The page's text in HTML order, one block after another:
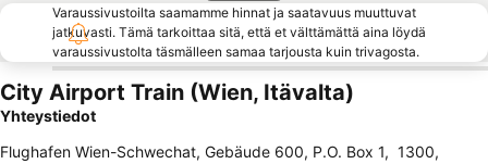
Varaussivustoilta saamamme hinnat ja saatavuus muuttuvat
jatkuvasti. Tämä tarkoittaa sitä, että et välttämättä aina löydä
varaussivustolta täsmälleen samaa tarjousta kuin trivagosta.
City Airport Train (Wien, Itävalta)
Yhteystiedot
Flughafen Wien-Schwechat, Gebäude 600, P.O. Box 1, 1300,